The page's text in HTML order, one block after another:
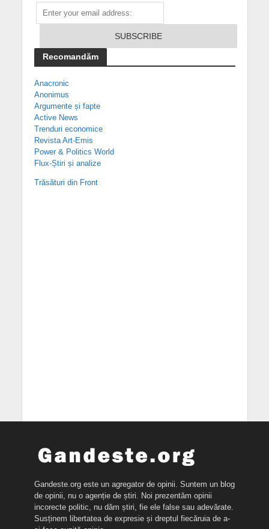
Recomandăm
Anacronic
Anonimus
Argumente și fapte
Active News
Trenduri economice
Revista Art-Emis
Power & Politics World
Flux-Știri și analize
Trăsături din Front
Gandeste.org este un agregator de opinii. Suntem un blog
de opinii, nu o agenție de știri. Noi prezentăm opinii
incorecte politic, nu dăm știri, fie ele false sau adevărate.
Susținem libertatea de expresie și dreptul fiecăruia de a-